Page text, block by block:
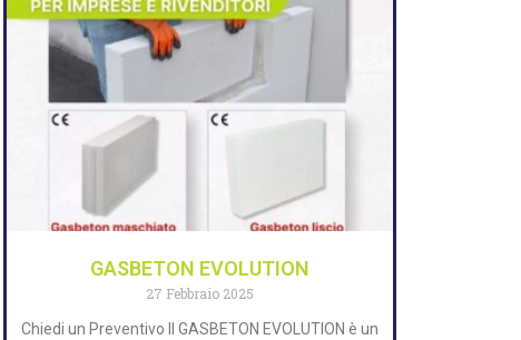
GASBETON EVOLUTION
27 Febbraio 2025
Chiedi un Preventivo Il GASBETON EVOLUTION è un